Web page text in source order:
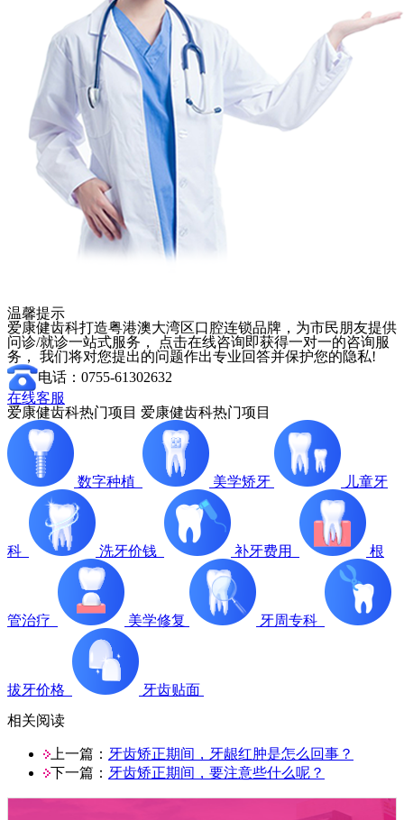
温馨提示
爱康健齿科打造粤港澳大湾区口腔连锁品牌，为市民朋友提供
问诊/就诊一站式服务， 点击在线咨询即获得一对一的咨询服
务， 我们将对您提出的问题作出专业回答并保护您的隐私!
电话：0755-61302632
在线客服
爱康健齿科热门项目 爱康健齿科热门项目
数字种植 美学矫牙 儿童牙
科 洗牙价钱 补牙费用 根
管治疗 美学修复 牙周专科
拔牙价格
牙齿贴面
相关阅读
上一篇： 牙齿矫正期间，牙龈红肿是怎么回事？
下一篇： 牙齿矫正期间，要注意些什么呢？